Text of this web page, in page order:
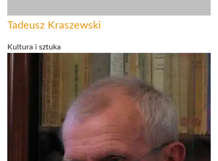
Tadeusz Kraszewski
Kultura i sztuka